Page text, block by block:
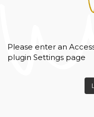
Please enter an
plugin Settings page